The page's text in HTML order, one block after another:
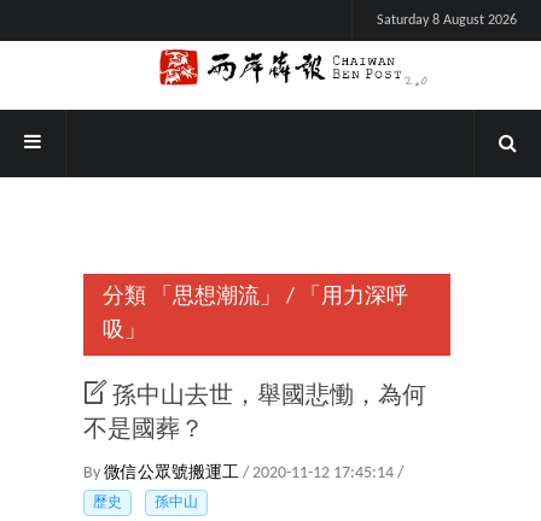
Saturday 8 August 2026
分類 「思想潮流」 /
「用力深呼
吸」
孫中山去世，舉國悲慟，為何
不是國葬？
By 微信公眾號搬運工 / 2020-11-12 17:45:14 /
歷史 孫中山